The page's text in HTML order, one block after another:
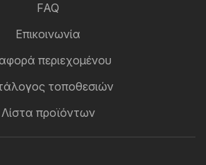
FAQ
Επικοινωνία
περιεχομένου
τοποθεσιών
Λίστα προϊόντων